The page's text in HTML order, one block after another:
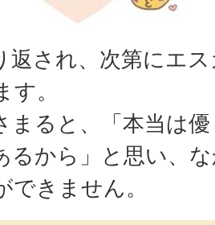
され、次第にエ
。
ると、「本当は
るから」と思い、
できません。